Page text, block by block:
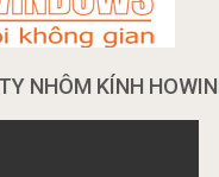
NHÔM KÍNH